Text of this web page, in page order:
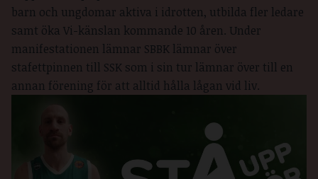
barn och ungdomar aktiva i idrotten, utbilda fler ledare
samt öka Vi-känslan kommande 10 åren. Under
manifestationen lämnar SBBK lämnar över
stafettpinnen till SSK som i sin tur lämnar över till en
annan förening för att alltid hålla lågan vid liv.